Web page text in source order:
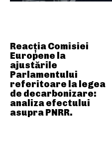
Reacția Comisiei
Europene la
ajustările
Parlamentului
referitoare la legea
de decarbonizare:
analiza efectului
asupra PNRR.